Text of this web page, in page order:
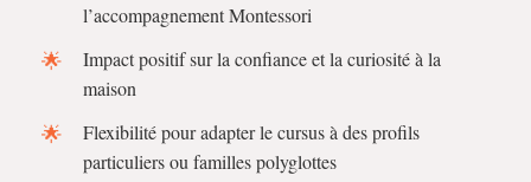
l’accompagnement Montessori
Impact positif sur la confiance et la curiosité à la
maison
Flexibilité pour adapter le cursus à des profils
particuliers ou familles polyglottes